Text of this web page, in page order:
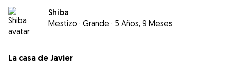
Shiba
Mestizo · Grande · 5 Años, 9 Meses
La casa de Javier